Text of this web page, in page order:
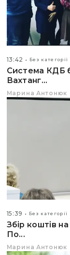
13:42 Без категорії
Система КДБ
Вахтанг...
Марина Антонюк
15:39 Без категорії
Збір коштів
По...
Марина Антонюк